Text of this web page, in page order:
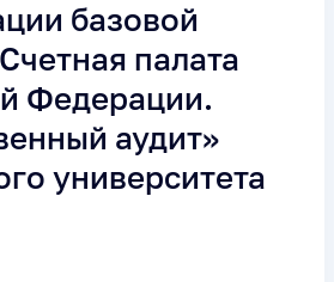
базовой
палата
Федерации.
аудит»
университета